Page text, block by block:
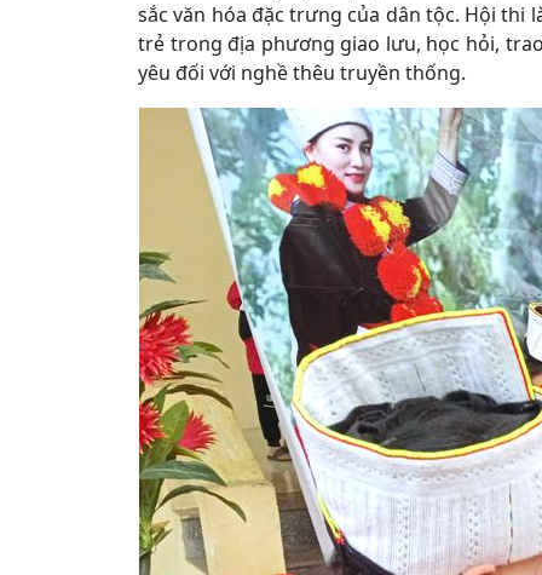
sắc văn hóa đặc trưng của dân tộc. Hội thi
trẻ trong địa phương giao lưu, học hỏi,
yêu đối với nghề thêu truyền thống.